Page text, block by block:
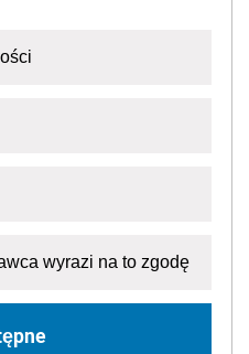
wyrazi na to zgodę